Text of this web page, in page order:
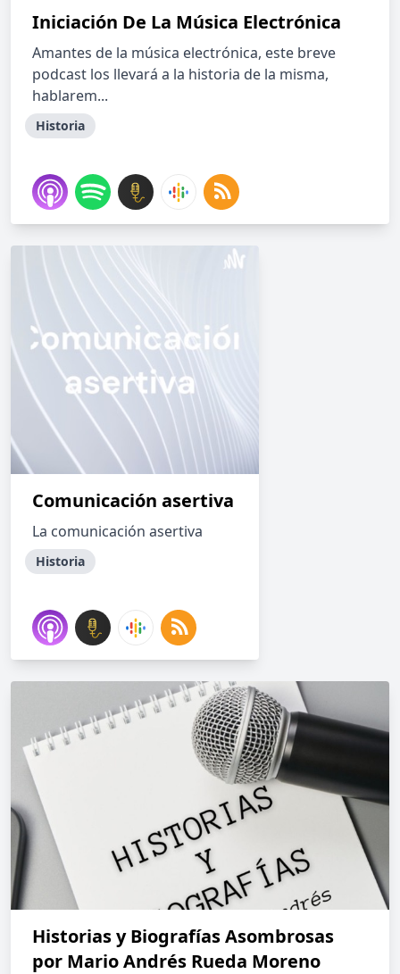
Iniciación De La Música Electrónica
Amantes de la música electrónica, este breve
podcast los llevará a la historia de la misma,
hablarem...
Historia
Comunicación asertiva
La comunicación asertiva
Historia
Historias y Biografías Asombrosas
por Mario Andrés Rueda Moreno